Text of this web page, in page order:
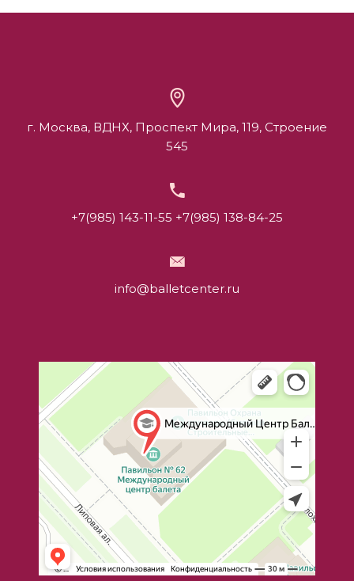
г. Москва, ВДНХ, Проспект Мира, 119, Строение
545
+7(985) 143-11-55 +7(985) 138-84-25
info@balletcenter.ru